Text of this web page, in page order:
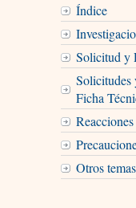
Índice
Solicitud y
Solicitudes
Ficha
Otros